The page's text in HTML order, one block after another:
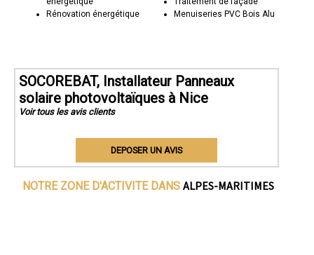
Rénovation énergétique
Menuiseries PVC Bois Alu
SOCOREBAT, Installateur Panneaux
solaire photovoltaïques à Nice
Voir tous les avis clients
DEPOSER UN AVIS
NOTRE ZONE D'ACTIVITE DANSALPES-MARITIMES